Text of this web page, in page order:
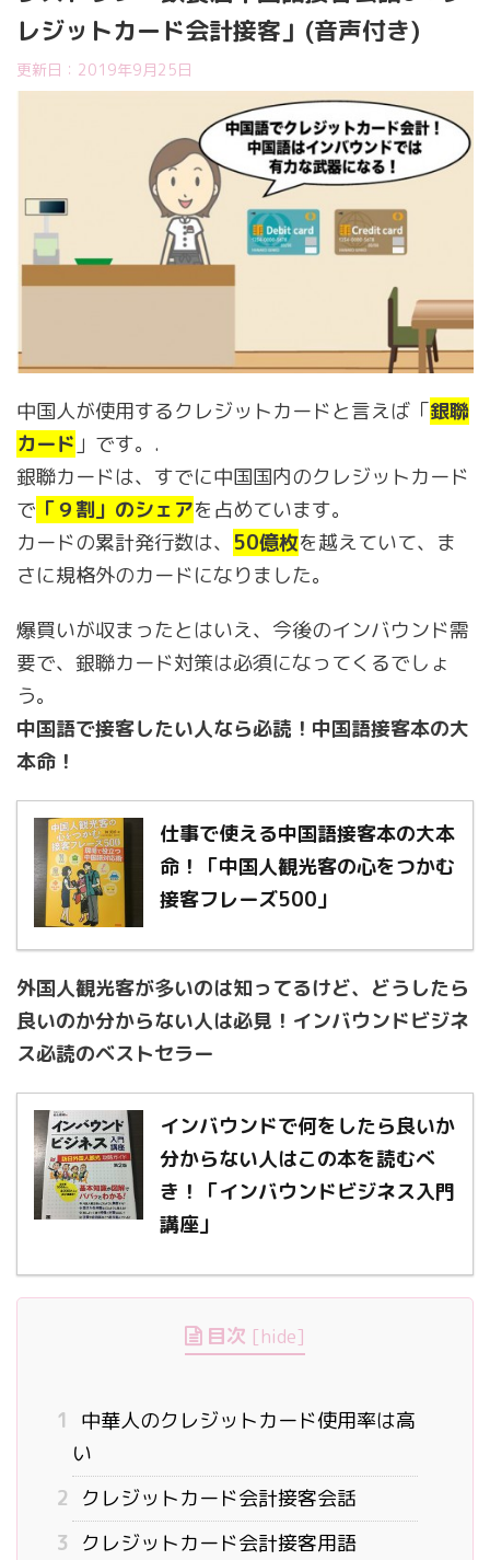
レジットカード会計接客」(音声付き)
更新日： 2019年9月25日
中国人が使用するクレジットカードと言えば「銀聯
カード」です。.
銀聯カードは、すでに中国国内のクレジットカード
で 「９割」のシェアを占めています。
カードの累計発行数は、 50億枚を越えていて、ま
さに規格外のカードになりました。
爆買いが収まったとはいえ、今後のインバウンド需
要で、銀聯カード対策は必須になってくるでしょ
う。
中国語で接客したい人なら必読！中国語接客本の大
本命！
仕事で使える中国語接客本の大本
命！「中国人観光客の心をつかむ
接客フレーズ500」
外国人観光客が多いのは知ってるけど、どうしたら
良いのか分からない人は必見！インバウンドビジネ
ス必読のベストセラー
インバウンドで何をしたら良いか
分からない人はこの本を読むべ
き！「インバウンドビジネス入門
講座」
目次 [hide]
1
中華人のクレジットカード使用率は高
い
2 クレジットカード会計接客会話
3 クレジットカード会計接客用語